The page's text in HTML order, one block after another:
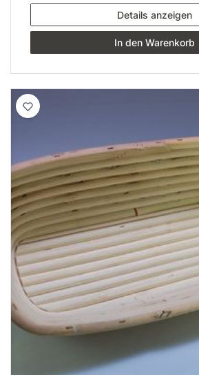
Details anzeigen
In den Warenkorb